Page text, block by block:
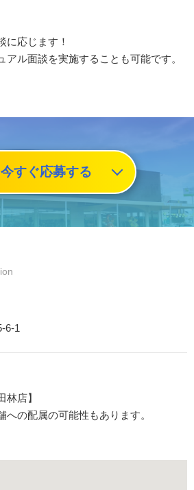
応じます！
ル面談を実施することも可能です。
今すぐ応募する
6-1
林店】
の配属の可能性もあります。